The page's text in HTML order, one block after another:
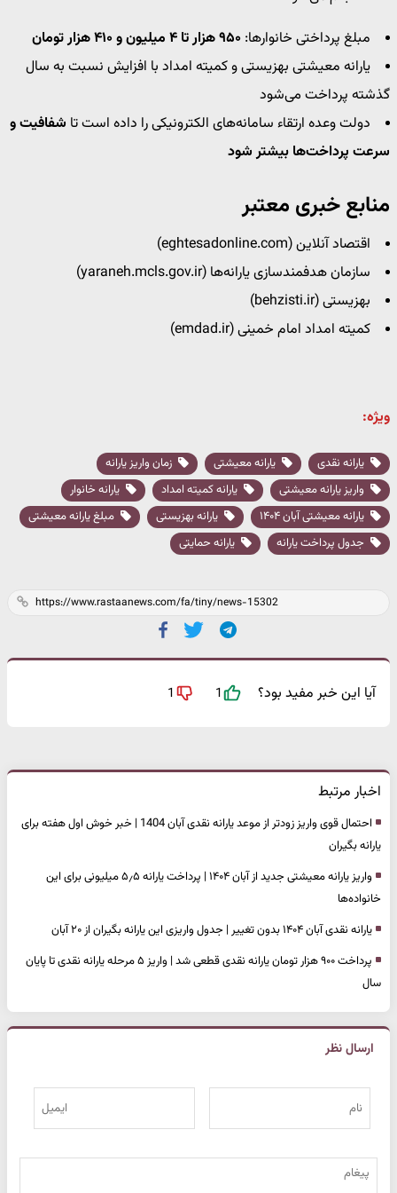
مبلغ پرداختی خانوارها: ۹۵۰ هزار تا ۴ میلیون و ۴۱۰ هزار تومان
یارانه معیشتی بهزیستی و کمیته امداد با افزایش نسبت به سال
گذشته پرداخت می‌شود
دولت وعده ارتقاء سامانه‌های الکترونیکی را داده است تا شفافیت و
سرعت پرداخت‌ها بیشتر شود
منابع خبری معتبر
اقتصاد آنلاین (eghtesadonline.com)
سازمان هدفمندسازی یارانه‌ها (yaraneh.mcls.gov.ir)
بهزیستی (behzisti.ir)
کمیته امداد امام خمینی (emdad.ir)
ویژه:
یارانه نقدی یارانه معیشتی
زمان واریز یارانه
واریز یارانه معیشتی
یارانه کمیته امداد
یارانه خانوار
یارانه معیشتی آبان ۱۴۰۴
یارانه بهزیستی
مبلغ یارانه معیشتی
جدول پرداخت یارانه
یارانه حمایتی
آیا این خبر مفید بود؟ 1
1
اخبار مرتبط
احتمال قوی واریز زودتر از موعد یارانه نقدی آبان 1404 | خبر خوش اول هفته برای
یارانه بگیران
واریز یارانه معیشتی جدید از آبان ۱۴۰۴ | پرداخت یارانه ۵٫۵ میلیونی برای این
خانواده‌ها
یارانه نقدی آبان ۱۴۰۴ بدون تغییر | جدول واریزی این یارانه بگیران از ۲۰ آبان
پرداخت ۹۰۰ هزار تومان یارانه نقدی قطعی شد | واریز ۵ مرحله یارانه نقدی تا پایان
سال
ارسال نظر